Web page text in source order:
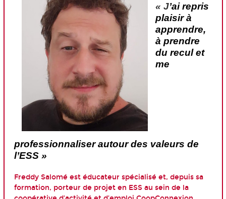
« J’ai repris
plaisir à
apprendre,
à prendre
du recul et
me
professionnaliser autour des valeurs de
l’ESS »
Freddy Salomé est éducateur spécialisé et, depuis sa
formation, porteur de projet en ESS au sein de la